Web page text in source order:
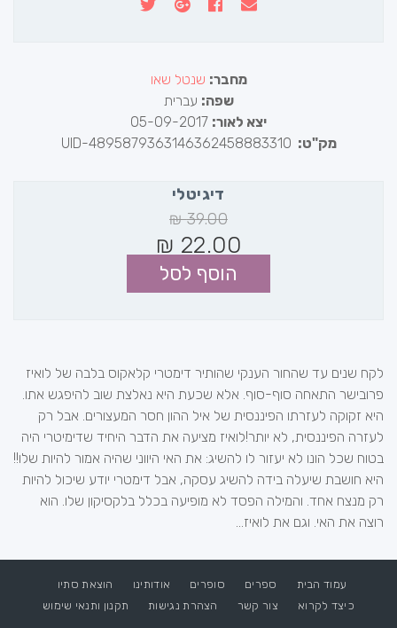
מחבר: שנטל שאו
שפה: עברית
יצא לאור:
מק"ט:
דיגיטלי
39.00
₪
22.00
₪
הוסף לסל
לקח שנים עד שהחור הענקי שהותיר דימטרי קלאקוס בלבה של לואיז
פרובישר התאחה סוף-סוף. אלא שכעת היא נאלצת שוב להיפגש אתו.
היא זקוקה לעזרתו הפיננסית של איל ההון חסר המעצורים. אבל רק
לעזרה הפיננסית, לא יותר!לואיז מציעה את הדבר היחיד שדימיטרי היה
בטוח שכל הונו לא יעזור לו להשיג: את האי היווני שהיה אמור להיות שלו!!
היא חושבת שיעלה בידה להשיג עסקה, אבל דימטרי יודע שיכול להיות
רק מנצח אחד. והמילה הפסד לא מופיעה בכלל בלקסיקון שלו. הוא
רוצה את האי. וגם את לואיז...
עמוד הבית ספרים סופרים אודותינו
הוצאת סתיו
כיצד לקרוא
צור קשר הצהרת נגישות תקנון ותנאי שימוש